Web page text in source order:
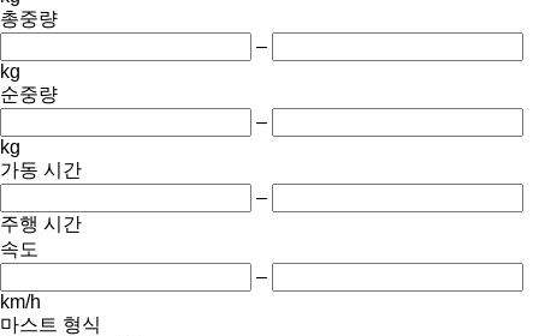
총중량
–
kg
순중량
–
kg
가동 시간
–
주행 시간
속도
–
km/h
마스트 형식